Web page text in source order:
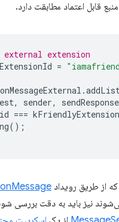
قابل اعتماد مطابقت دارد.
extension
=
onMessageExternal .
, sender, sendResponse
id ===
();
از طریق رویداد
نیز باید به دقت بررسی